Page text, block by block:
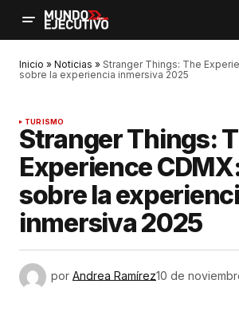
Inicio » Noticias » Stranger Things: The
sobre la experiencia inmersiva 2025
TURISMO
Stranger Things:
Experience
sobre la
inmersiva 2025
por Andrea Ramírez10 de